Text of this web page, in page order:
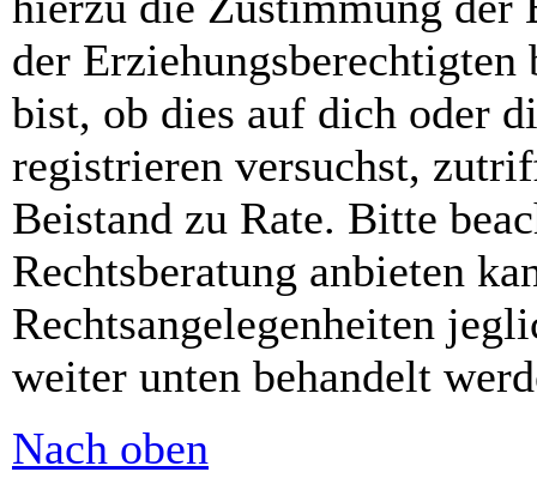
der
bist, ob dies auf dich oder
registrieren versuchst,
Beistand zu Rate. Bitte
Rechtsberatung anbieten
Rechtsangelegenheiten
weiter unten behandelt
Nach oben